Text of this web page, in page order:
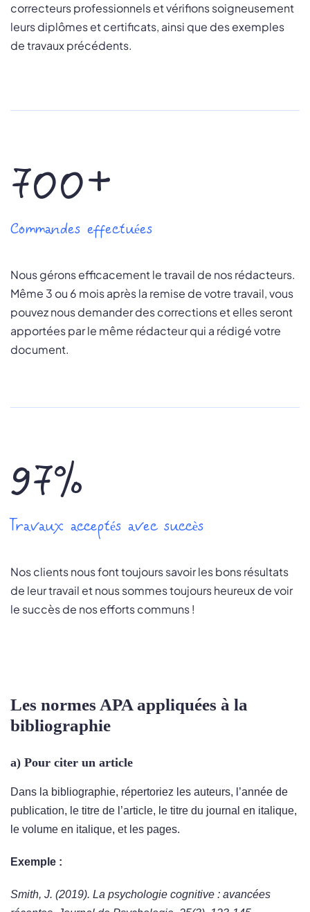
correcteurs professionnels et vérifions soigneusement
leurs diplômes et certificats, ainsi que des exemples
de travaux précédents.
700+
Commandes effectuées
Nous gérons efficacement le travail de nos rédacteurs.
Même 3 ou 6 mois après la remise de votre travail, vous
pouvez nous demander des corrections et elles seront
apportées par le même rédacteur qui a rédigé votre
document.
97%
Travaux acceptés avec succès
Nos clients nous font toujours savoir les bons résultats
de leur travail et nous sommes toujours heureux de voir
le succès de nos efforts communs !
Les normes APA appliquées à la
bibliographie
a) Pour citer un article
Dans la bibliographie, répertoriez les auteurs, l’année de
publication, le titre de l’article, le titre du journal en italique,
le volume en italique, et les pages.
Exemple :
Smith, J. (2019). La psychologie cognitive : avancées